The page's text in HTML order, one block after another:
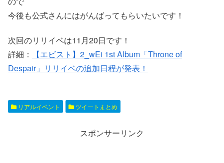
今後も公式さんにはがんばってもらいたいです！
次回のリリイベは11月20日です！
詳細：
【エビスト】2_wEi 1st Album「Throne of
Despair」リリイベの追加日程が発表！
リアルイベント ツイートまとめ
スポンサーリンク